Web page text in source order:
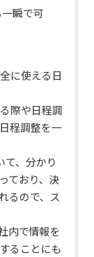
瞬で可
に使える日
際や日程調
程調整を一
て、分かり
ており、決
るので、ス
内で情報を
ることにも